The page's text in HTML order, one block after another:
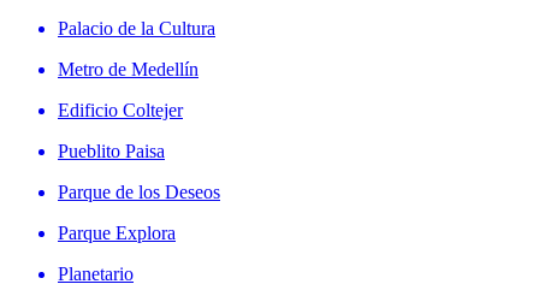
Palacio de la Cultura
Metro de Medellín
Edificio Coltejer
Pueblito Paisa
Parque de los Deseos
Parque Explora
Planetario